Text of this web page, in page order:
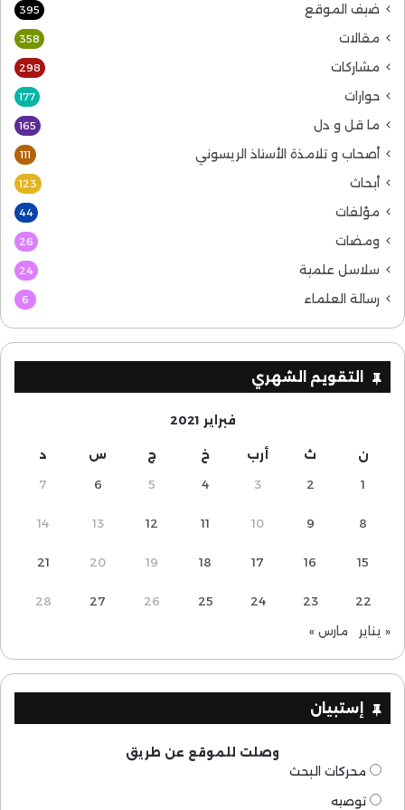
ضيف الموقع 395
مقالات 358
مشاركات 298
حوارات 177
ما قل و دل 165
أصحاب و تلامذة الأستاذ الريسوني 111
أبحاث 123
مؤلفات 44
ومضات 26
سلاسل علمية 24
رسالة العلماء 6
التقويم الشهري
فبراير 2021
ن ث أرب خ ج س د
1
2
3
4
5
6
7
8
9
10
11
12
13
14
15
16
17
18
19
20
21
22
23
24
25
26
27
28
« يناير مارس »
إستبيان
وصلت للموقع عن طريق
محركات البحث
توصيه